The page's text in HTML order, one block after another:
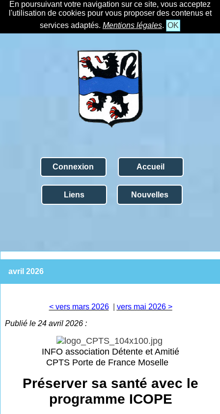
En poursuivant votre navigation sur ce site, vous acceptez
l'utilisation de cookies pour vous proposer des contenus et
services adaptés. Mentions légales. OK
Connexion Accueil
Liens Nouvelles
avril 2026
< vers mars 2026| vers mai 2026 >
Publié le 24 avril 2026 :
INFO association Détente et Amitié
CPTS Porte de France Moselle
Préserver sa santé avec le
programme ICOPE